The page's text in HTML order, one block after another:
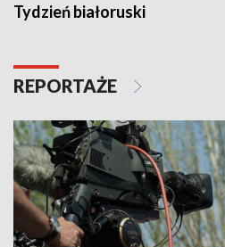
Tydzień białoruski
REPORTAŻE